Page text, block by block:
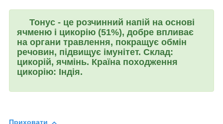
Тонус - це розчинний напій на основі
ячменю і цикорію (51%), добре впливає
на органи травлення, покращує обмін
речовин, підвищує імунітет. Склад:
цикорій, ячмінь. Країна походження
цикорію: Індія.
Приховати